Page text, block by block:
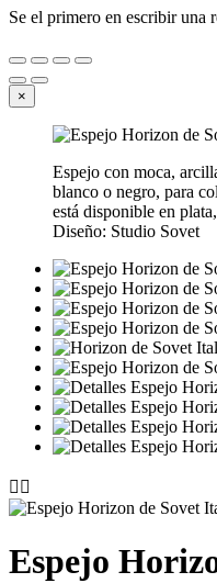
Se el primero en escribir una
×
Espejo con moca,
blanco o negro, para
está disponible en
Diseño: Studio Sovet
 
Espejo